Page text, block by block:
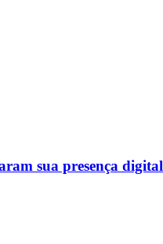
sua presença digital